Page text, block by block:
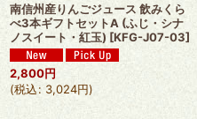
南信州産りんごジュース 飲みくら
べ3本ギフトセットA (ふじ・シナ
ノスイート・紅玉) [KFG-J07-03]
2,800円
(税込: 3,024円)